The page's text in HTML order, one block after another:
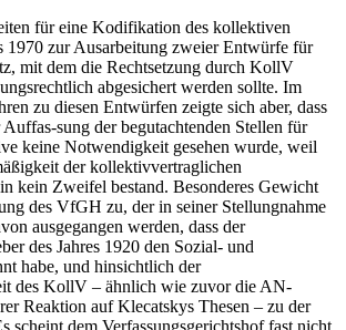
für eine Kodifikation des kollektiven
1970 zur Ausarbeitung zweier Entwürfe für
mit dem die Rechtsetzung durch KollV
abgesichert werden sollte. Im
zu diesen Entwürfen zeigte sich aber, dass
Auffas-sung der begutachtenden Stellen für
keine Notwendigkeit gesehen wurde, weil
der kollektivvertraglichen
kein Zweifel bestand. Besonderes Gewicht
des VfGH zu, der in seiner Stellungnahme
ausgegangen werden, dass der
des Jahres 1920 den Sozial- und
habe, und hinsichtlich der
des KollV – ähnlich wie zuvor die AN-
Reaktion aufKlecatskys Thesen – zu der
scheint dem Verfassungsgerichtshof fast nicht